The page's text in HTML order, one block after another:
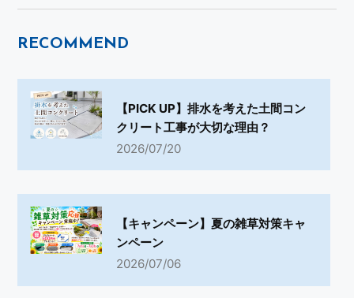
RECOMMEND
【PICK UP】排水を考えた土間コン
クリート工事が大切な理由？
2026/07/20
【キャンペーン】夏の雑草対策キャ
ンペーン
2026/07/06